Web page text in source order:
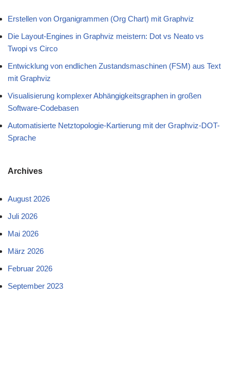
Erstellen von Organigrammen (Org Chart) mit Graphviz
Die Layout-Engines in Graphviz meistern: Dot vs Neato vs
Twopi vs Circo
Entwicklung von endlichen Zustandsmaschinen (FSM) aus Text
mit Graphviz
Visualisierung komplexer Abhängigkeitsgraphen in großen
Software-Codebasen
Automatisierte Netztopologie-Kartierung mit der Graphviz-DOT-
Sprache
Archives
August 2026
Juli 2026
Mai 2026
März 2026
Februar 2026
September 2023